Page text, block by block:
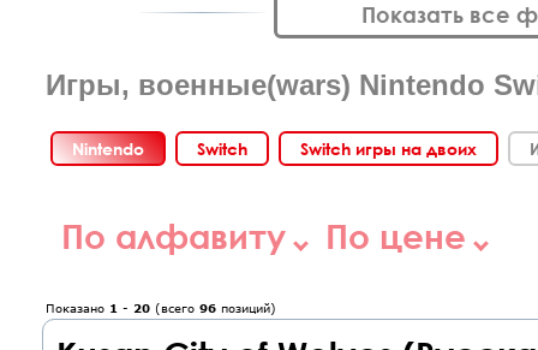
Показать все
Игры, военные(wars) Nintendo
Nintendo Switch Switch игры на двоих
По алфавиту По цене
Показано 1 - 20 (всего 96 позиций)